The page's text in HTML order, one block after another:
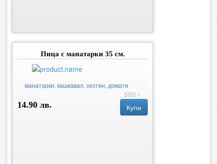
Пица с манатарки 35 см.
манатарки, кашкавал, зехтин, домати
500 г
14.90 лв.
Купи